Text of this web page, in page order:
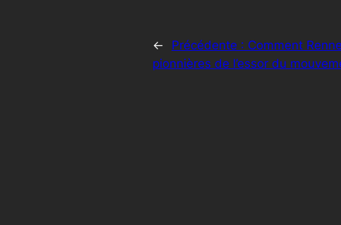
← Précédente : Comment
pionnières de l’essor du